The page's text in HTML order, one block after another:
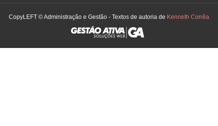
CopyLEFT © Administração e Gestão - Textos de autoria de Kenneth Corrêa